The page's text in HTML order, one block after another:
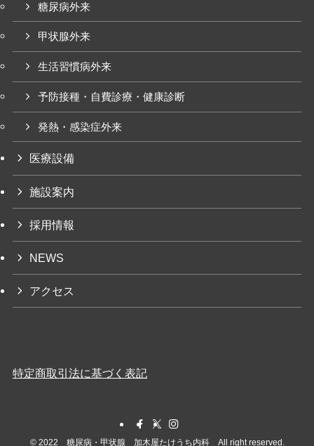
糖尿病外来
甲状腺外来
生活習慣病外来
予防接種・自費診療・健康診断
発熱・感染症外来
医療設備
施設案内
採用情報
NEWS
アクセス
特定商取引法に基づく表記
©2022 糖尿病・甲状腺 加木屋たけうち内科 All right reserved.